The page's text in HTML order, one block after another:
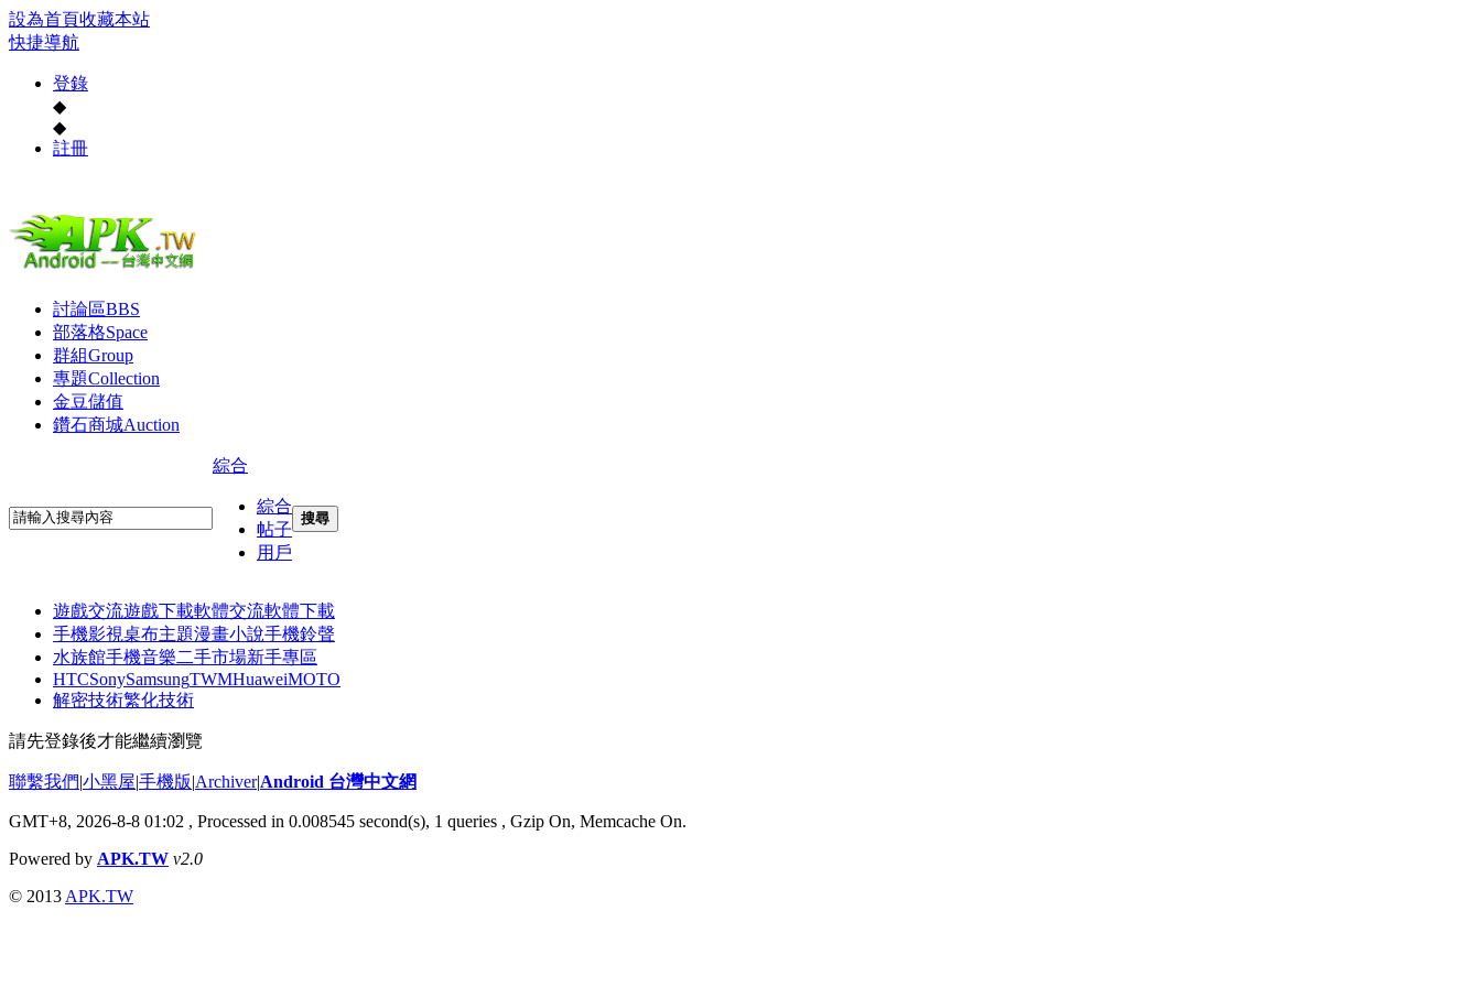
設為首頁收藏本站
快捷導航
登錄
◆
◆
註冊
討論區BBS
部落格Space
群組Group
專題Collection
金豆儲值
鑽石商城Auction
綜合
綜合
帖子
用戶
搜尋
遊戲交流遊戲下載軟體交流軟體下載
手機影視桌布主題漫畫小說手機鈴聲
水族館手機音樂二手市場新手專區
HTCSonySamsungTWMHuaweiMOTO
解密技術繁化技術
請先登錄後才能繼續瀏覽
聯繫我們|小黑屋|手機版|Archiver|Android 台灣中文網
GMT+8, 2026-8-8 01:02 , Processed in 0.008545 second(s), 1 queries , Gzip On, Memcache On.
Powered by APK.TW v2.0
© 2013 APK.TW